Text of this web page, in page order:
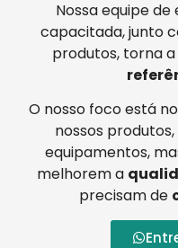
Nossa equipe
capacitada, junto
produtos, torna a
O nosso foco está no
nossos
equipamentos,
melhorem a
precisam de